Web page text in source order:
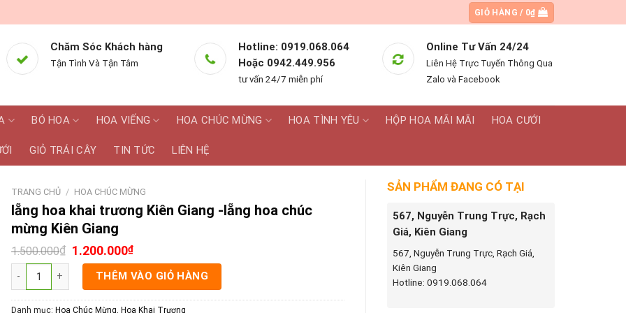
GIỎ HÀNG / 0₫
Chăm Sóc Khách hàng
Tận Tình Và Tận Tâm
Hotline: 0919.068.064
Hoặc 0942.449.956
tư vấn 24/7 miễn phí
Online Tư Vấn 24/24
Liên Hệ Trực Tuyến Thông Qua
Zalo và Facebook
BÓ HOA HOA VIẾNG HOA CHÚC MỪNG HOA TÌNH YÊU HỘP HOA MÃI MÃI HOA CƯỚI
GIỎ TRÁI CÂY TIN TỨC LIÊN HỆ
SẢN PHẨM ĐANG CÓ TẠI
567, Nguyễn Trung Trực, Rạch
Giá, Kiên Giang
567, Nguyễn Trung Trực, Rạch Giá,
Kiên Giang
Hotline: 0919.068.064
TRANG CHỦ / HOA CHÚC MỪNG
lẵng hoa khai trương Kiên Giang -lẵng hoa chúc
mừng Kiên Giang
1.500.000₫ 1.200.000₫
lẵng hoa khai trương Kiên Giang -lẵng hoa chúc mừng Kiên Giang số lượng
THÊM VÀO GIỎ HÀNG
Danh mục: Hoa Chúc Mừng, Hoa Khai Trương